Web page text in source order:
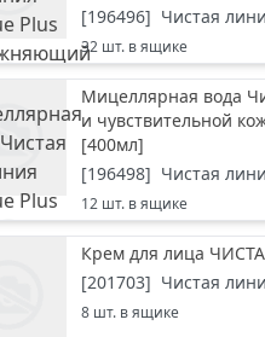
[196496] Чистая
32 шт. в ящике
Мицеллярная вода
и чувствительной
[400мл]
[196498] Чистая
12 шт. в ящике
Крем для лица
[201703] Чистая
8 шт. в ящике